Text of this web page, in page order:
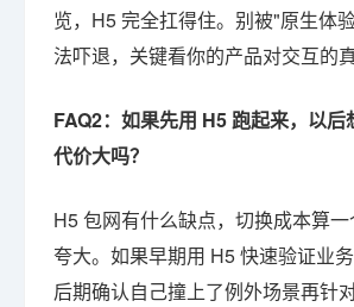
览，H5 完全扛得住。别被"原生体
法吓退，关键看你的产品对交互的
FAQ2：如果先用 H5 跑起来，以
代价大吗？
H5 包网有什么缺点，切换成本算
夸大。如果早期用 H5 快速验证业务
后期确认自己撞上了例外场景再针